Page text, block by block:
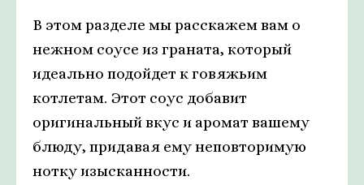
В этом разделе мы расскажем вам о
нежном соусе из граната, который
идеально подойдет к говяжьим
котлетам. Этот соус добавит
оригинальный вкус и аромат вашему
блюду, придавая ему неповторимую
нотку изысканности.